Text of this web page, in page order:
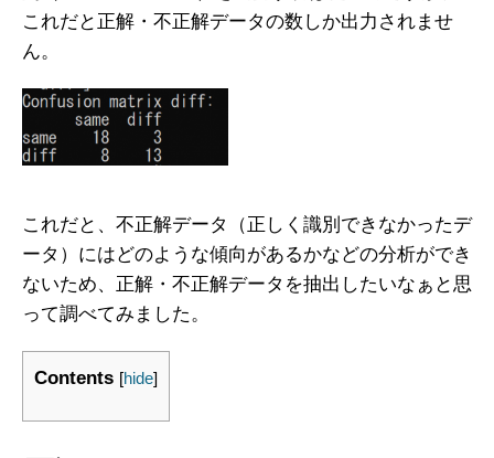
これだと正解・不正解データの数しか出力されませ
ん。
これだと、不正解データ（正しく識別できなかったデ
ータ）にはどのような傾向があるかなどの分析ができ
ないため、正解・不正解データを抽出したいなぁと思
って調べてみました。
Contents [hide]